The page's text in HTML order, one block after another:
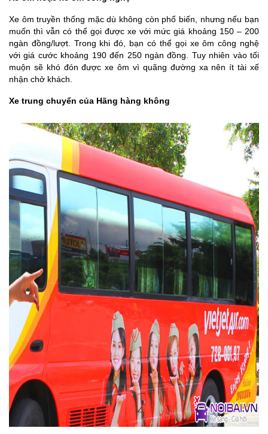
Xe ôm truyền thống mặc dù không còn phổ biến, nhưng nếu bạn
muốn thì vẫn có thể gọi được xe với mức giá khoảng 150 – 200
ngàn đồng/lượt. Trong khi đó, bạn có thể gọi xe ôm công nghệ
với giá cước khoảng 190 đến 250 ngàn đồng. Tuy nhiên vào tối
muộn sẽ khó đón được xe ôm vì quãng đường xa nên ít tài xế
nhận chở khách.
Xe trung chuyển của Hãng hàng không